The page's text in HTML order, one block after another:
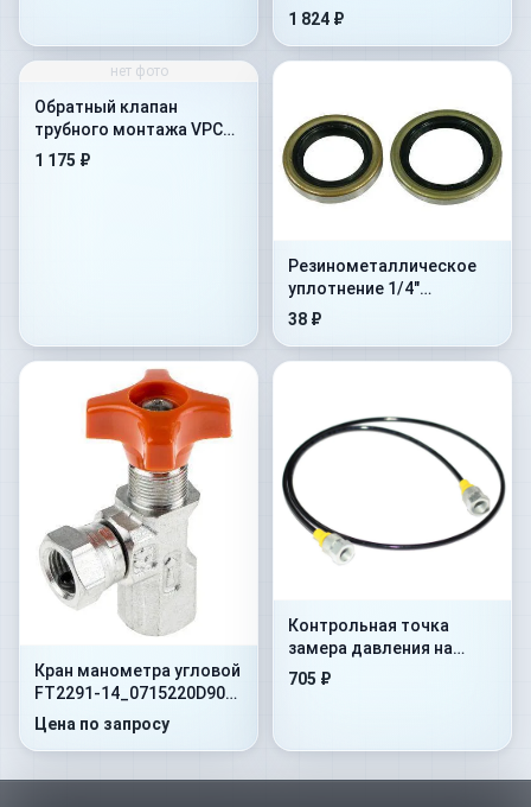
на 10 бар
1 824 ₽
нет фото
Обратный клапан
трубного монтажа VPC
1&#039-&#039-
1 175 ₽
Резинометалличеcкое
уплотнение 1/4"
(1MTBU.100101)
38 ₽
Кран манометра угловой
FT2291-14_0715220D90
400 Бар 1/4"NPT -60
Цена по запросу
Контрольная точка
замера давления на
гибком шланге Flex.
705 ₽